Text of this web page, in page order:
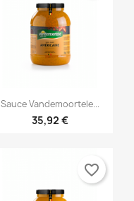
Snabbvy
Sauce Vandemoortele...
35,92 €
favorite_border